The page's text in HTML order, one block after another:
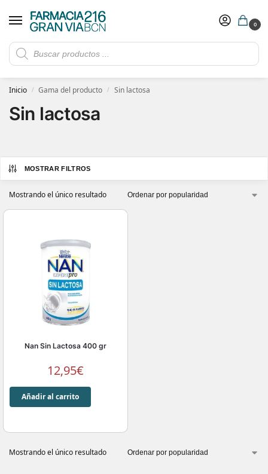
0
Rebajas de verano hasta -30%
​ 5€ de descuento con el cupón 5GRANVIA (compras superiores a 150€)
Inicio / Gama del producto / Sin lactosa
Sin lactosa
MOSTRAR FILTROS
Mostrando el único resultado
Nan Sin Lactosa 400 gr
12,95€
Añadir al carrito
Mostrando el único resultado